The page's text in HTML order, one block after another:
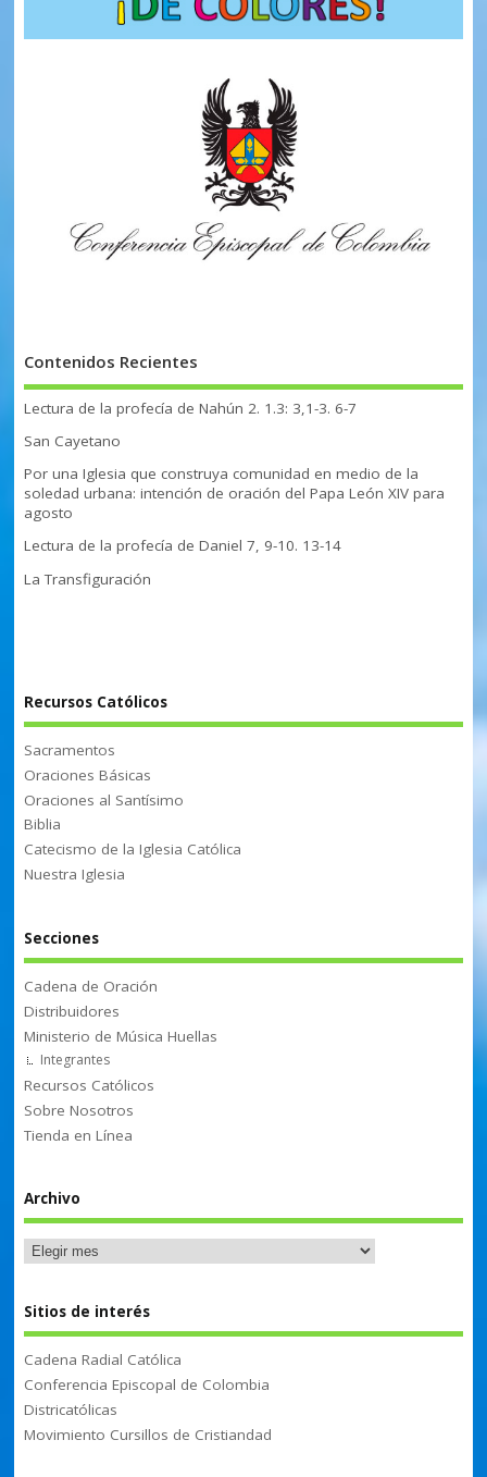
Contenidos Recientes
Lectura de la profecía de Nahún 2. 1.3: 3,1-3. 6-7
San Cayetano
Por una Iglesia que construya comunidad en medio de la
soledad urbana: intención de oración del Papa León XIV para
agosto
Lectura de la profecía de Daniel 7, 9-10. 13-14
La Transfiguración
Recursos Católicos
Sacramentos
Oraciones Básicas
Oraciones al Santísimo
Biblia
Catecismo de la Iglesia Católica
Nuestra Iglesia
Secciones
Cadena de Oración
Distribuidores
Ministerio de Música Huellas
Integrantes
Recursos Católicos
Sobre Nosotros
Tienda en Línea
Archivo
Sitios de interés
Cadena Radial Católica
Conferencia Episcopal de Colombia
Districatólicas
Movimiento Cursillos de Cristiandad